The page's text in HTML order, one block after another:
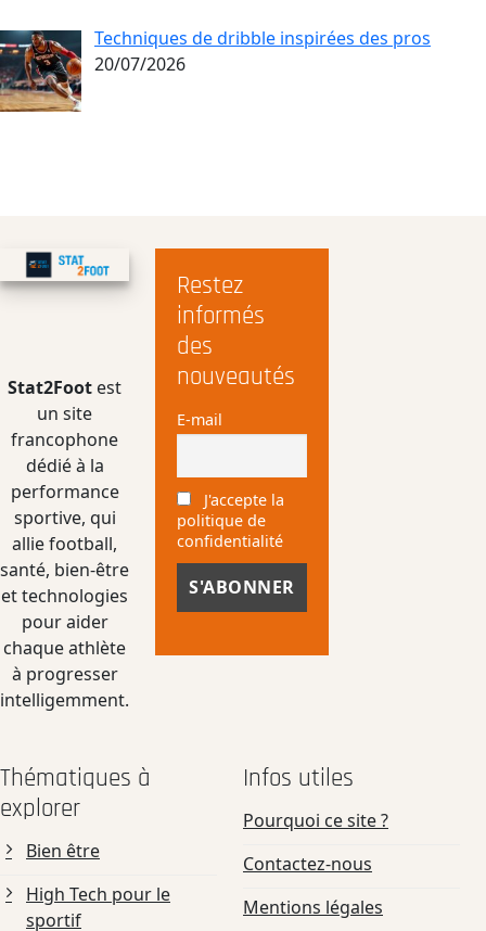
Techniques de dribble inspirées des pros
20/07/2026
Stat2Foot est
un site
francophone
dédié à la
performance
sportive, qui
allie football,
santé, bien-être
et technologies
pour aider
chaque athlète
à progresser
intelligemment.
Restez
informés
des
nouveautés
E-mail
J'accepte la
politique de
confidentialité
Thématiques à
explorer
Bien être
High Tech pour le
sportif
Infos utiles
Pourquoi ce site ?
Contactez-nous
Mentions légales